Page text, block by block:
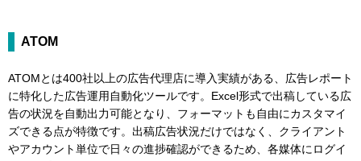
ATOM
ATOMとは400社以上の広告代理店に導入実績がある、広告レポート
に特化した広告運用自動化ツールです。Excel形式で出稿している広
告の状況を自動出力可能となり、フォーマットも自由にカスタマイ
ズできる点が特徴です。出稿広告状況だけではなく、クライアント
やアカウント単位で日々の進捗確認ができるため、各媒体にログイ